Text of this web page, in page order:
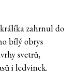
zahrnul do
bílý obrys
svetrů,
i ledvinek.